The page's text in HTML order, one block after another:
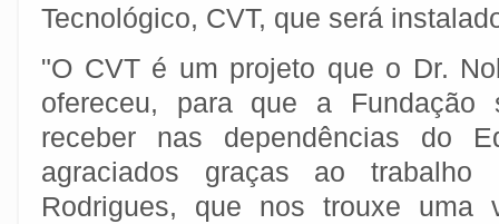
Tecnológico, CVT, que será
"O CVT é um projeto que o Dr.
ofereceu, para que a Fundação
receber nas dependências do
agraciados graças ao trabalho
Rodrigues, que nos trouxe uma